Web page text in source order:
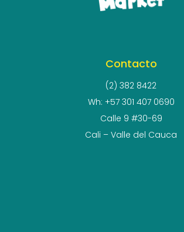
Contacto
(2) 382 8422
Wh: +57 301 407 0690
Calle 9 #30-69
Cali – Valle del Cauca